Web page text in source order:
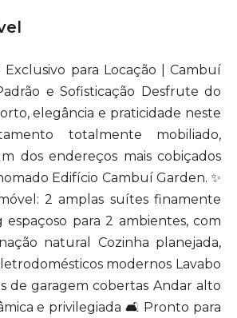
para Locação | Cambuí
e Sofisticação Desfrute do
elegância e praticidade neste
totalmente mobiliado,
dos endereços mais cobiçados
Edifício Cambuí Garden. ✨
2 amplas suítes finamente
espaçoso para 2 ambientes, com
natural Cozinha planejada,
modernos Lavabo
de garagem cobertas Andar alto
e privilegiada 🛋️ Pronto para